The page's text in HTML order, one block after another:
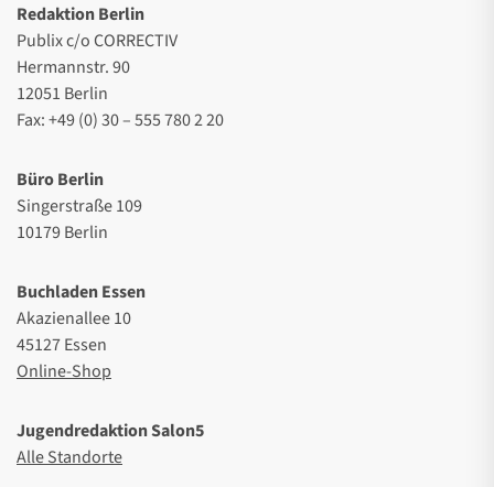
Redaktion Berlin
Publix c/o CORRECTIV
Hermannstr. 90
12051 Berlin
Fax: +49 (0) 30 – 555 780 2 20
Büro Berlin
Singerstraße 109
10179 Berlin
Buchladen Essen
Akazienallee 10
45127 Essen
Online-Shop
Jugendredaktion Salon5
Alle Standorte